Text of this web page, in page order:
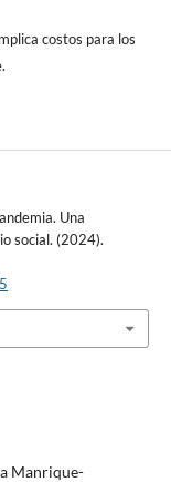
costos para los
Una
social. (2024).
Manrique-